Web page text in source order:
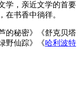
，亲近文学的首要
在书香中徜徉。
秘密》《舒克贝塔
野仙踪》《哈利波特